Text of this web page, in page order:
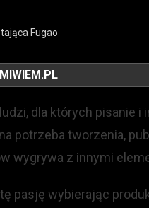
Fugao
dla których pisanie i
potrzeba tworzenia,
wygrywa z innymi
pasję wybierając